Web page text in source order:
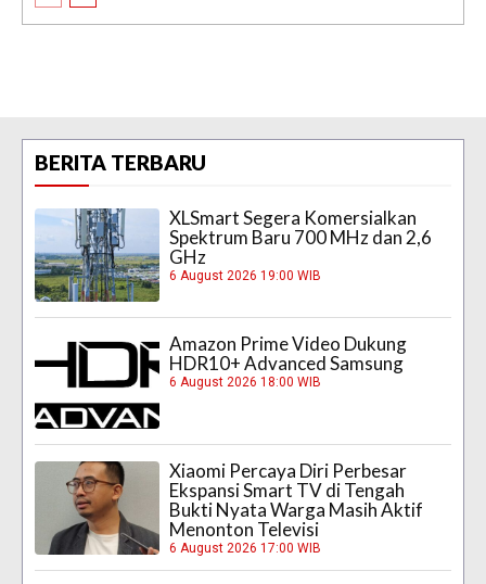
BERITA TERBARU
XLSmart Segera Komersialkan
Spektrum Baru 700 MHz dan 2,6
GHz
6 August 2026 19:00 WIB
Amazon Prime Video Dukung
HDR10+ Advanced Samsung
6 August 2026 18:00 WIB
Xiaomi Percaya Diri Perbesar
Ekspansi Smart TV di Tengah
Bukti Nyata Warga Masih Aktif
Menonton Televisi
6 August 2026 17:00 WIB